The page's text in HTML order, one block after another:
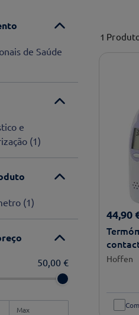
de Saúde
e
(1)
(1)
50,00 €
1
44,90
Hoffen
Hoffen